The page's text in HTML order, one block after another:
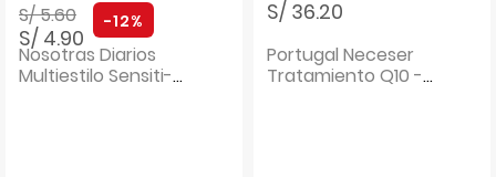
Precio rebajado de
S/ 5.60a
S/ 4.90
-12%
Nosotras Diarios
Multiestilo Sensiti-V
S/ 36.20
Portugal Neceser
Tratamiento Q10 -